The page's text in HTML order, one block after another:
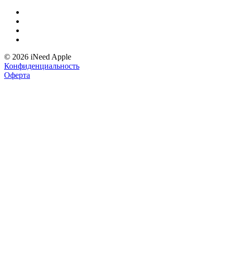
© 2026 iNeed Apple
Конфиденциальность
Оферта